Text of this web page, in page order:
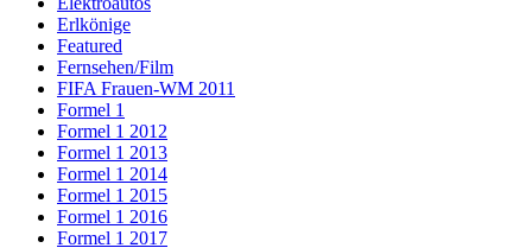
Erlkönige
Featured
Fernsehen/Film
FIFA Frauen-WM 2011
Formel 1
Formel 1 2012
Formel 1 2013
Formel 1 2014
Formel 1 2015
Formel 1 2016
Formel 1 2017